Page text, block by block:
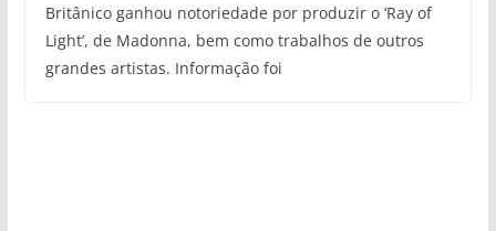
Britânico ganhou notoriedade por produzir o ‘Ray of
Light’, de Madonna, bem como trabalhos de outros
grandes artistas. Informação foi